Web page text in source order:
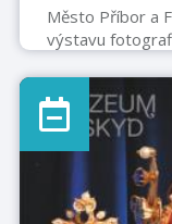
Město Příbor a
výstavu
hodin v chodbě
piaristického